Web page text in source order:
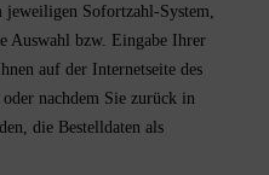
Sofortzahl-System,
Auswahl bzw. Eingabe Ihrer
auf der Internetseite des
nachdem Sie zurück in
die Bestelldaten als